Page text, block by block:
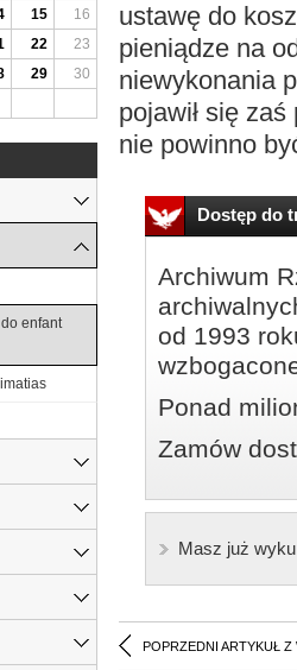
ustawę do
pieniądze na
niewykonania
pojawił się
nie powinno
Dostęp do
Archiwum
od 1993
Ponad
Zamów
Masz już
POPRZEDNI ARTYKUŁ Z
15
16
22
23
29
30
enfant